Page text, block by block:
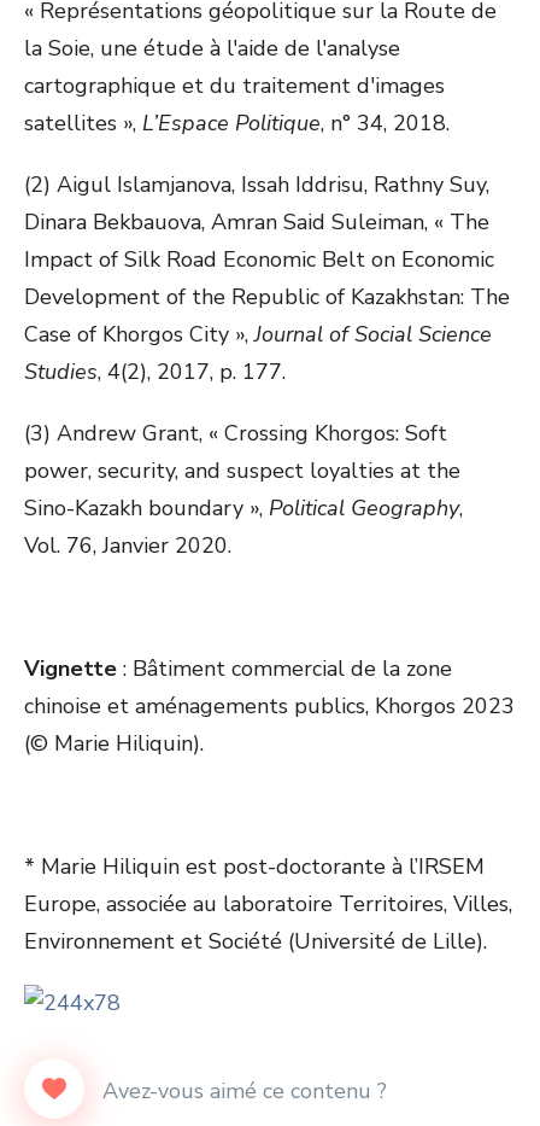
« Représentations géopolitique sur la Route de
la Soie, une étude à l'aide de l'analyse
cartographique et du traitement d'images
satellites », L’Espace Politique, n° 34, 2018.
(2) Aigul Islamjanova, Issah Iddrisu, Rathny Suy,
Dinara Bekbauova, Amran Said Suleiman, « The
Impact of Silk Road Economic Belt on Economic
Development of the Republic of Kazakhstan: The
Case of Khorgos City »,Journal of Social Science
Studies, 4(2), 2017, p. 177.
(3) Andrew Grant, « Crossing Khorgos: Soft
power, security, and suspect loyalties at the
Sino-Kazakh boundary », Political Geography,
Vol. 76, Janvier 2020.
Vignette : Bâtiment commercial de la zone
chinoise et aménagements publics, Khorgos 2023
(© Marie Hiliquin).
* Marie Hiliquin est post-doctorante à l’IRSEM
Europe, associée au laboratoire Territoires, Villes,
Environnement et Société (Université de Lille).